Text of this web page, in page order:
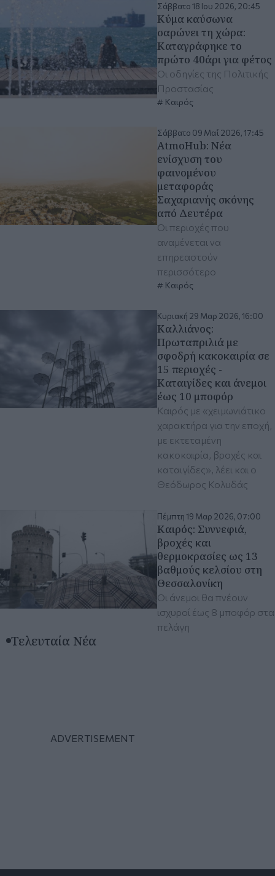
Σάββατο 18 Ιου 2026, 20:45
Κύμα καύσωνα
σαρώνει τη χώρα:
Καταγράφηκε το
πρώτο 40άρι για φέτος
Οι οδηγίες της Πολιτικής
Προστασίας
Καιρός
Σάββατο 09 Μαΐ 2026, 17:45
AtmoHub: Νέα
ενίσχυση του
φαινομένου
μεταφοράς
Σαχαριανής σκόνης
από Δευτέρα
Οι περιοχές που
αναμένεται να
επηρεαστούν
περισσότερο
Καιρός
Κυριακή 29 Μαρ 2026, 16:00
Καλλιάνος:
Πρωταπριλιά με
σφοδρή κακοκαιρία σε
15 περιοχές -
Καταιγίδες και άνεμοι
έως 10 μποφόρ
Καιρός με «χειμωνιάτικο
χαρακτήρα για την εποχή,
με εκτεταμένη
κακοκαιρία, βροχές και
καταιγίδες», λέει και ο
Θεόδωρος Κολυδάς
Πέμπτη 19 Μαρ 2026, 07:00
Καιρός: Συννεφιά,
βροχές και
θερμοκρασίες ως 13
βαθμούς κελσίου στη
Θεσσαλονίκη
Οι άνεμοι θα πνέουν
ισχυροί έως 8 μποφόρ στα
πελάγη
Τελευταία Νέα